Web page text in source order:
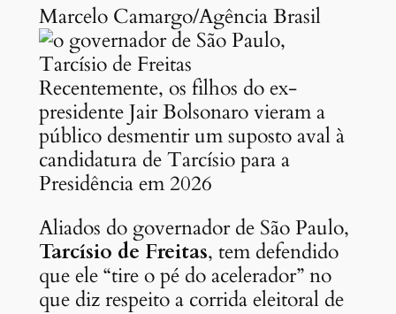
Marcelo Camargo/Agência Brasil
Recentemente, os filhos do ex-
presidente Jair Bolsonaro vieram a
público desmentir um suposto aval à
candidatura de Tarcísio para a
Presidência em 2026
Aliados do governador de São Paulo,
Tarcísio de Freitas, tem defendido
que ele “tire o pé do acelerador” no
que diz respeito a corrida eleitoral de